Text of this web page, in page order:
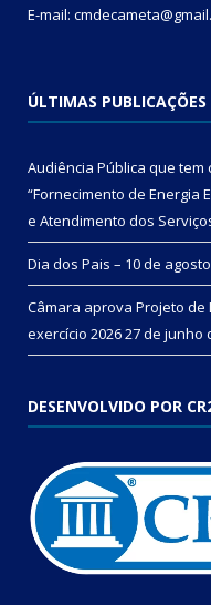
E-mail:
ÚLTIMAS PUBLICAÇÕES
Audiência Pública que tem
“Fornecimento de Energia
e Atendimento dos
Dia dos Pais – 10 de agosto
Câmara aprova Projeto de
exercício 202627 de junho
DESENVOLVIDO POR